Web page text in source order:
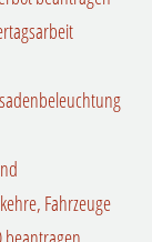
Fahrzeuge